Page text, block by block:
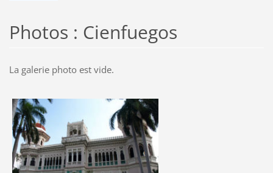
Photos : Cienfuegos
La galerie photo est vide.